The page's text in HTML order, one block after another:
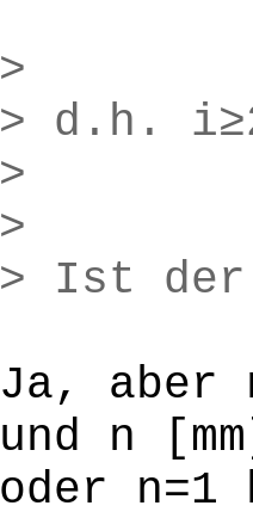
>
> d.h.
>
>
> Ist
Ja, aber
und n
oder n=1